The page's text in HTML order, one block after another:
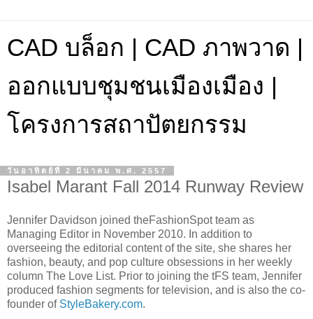
CAD บล็อก | CAD ภาพวาด |
ออกแบบชุมชนเมืองเมือง |
โครงการสถาปัตยกรรม
วันอาทิตย์ที่ 2 มีนาคม พ.ศ. 2557
Isabel Marant Fall 2014 Runway Review
Jennifer Davidson joined theFashionSpot team as
Managing Editor in November 2010. In addition to
overseeing the editorial content of the site, she shares her
fashion, beauty, and pop culture obsessions in her weekly
column The Love List. Prior to joining the tFS team, Jennifer
produced fashion segments for television, and is also the co-
founder of StyleBakery.com.